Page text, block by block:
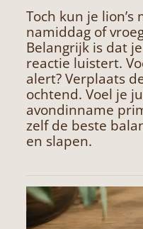
Toch kun je lion’s
namiddag of
Belangrijk is dat
reactie luistert.
alert? Verplaats
ochtend. Voel je
avondinname
zelf de beste
en slapen.